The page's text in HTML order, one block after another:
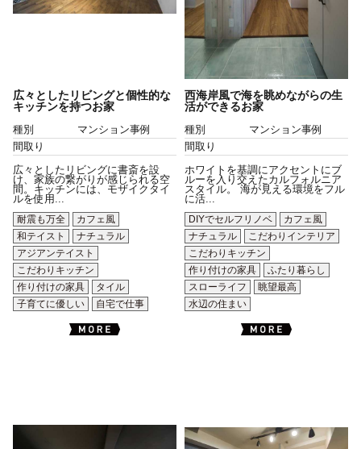
広々としたリビングと個性的な
キッチンを持つお家
種別
マンション事例
間取り
広々としたリビングに書斎を設
け、家族の繋がりが感じられる空
間。キッチンには、モザイクタイ
ルを使用...
耐震も万全
カフェ風
和テイスト
ナチュラル
アジアンテイスト
こだわりキッチン
作り付けの家具
タイル
子育てに優しい
自宅で仕事
西海岸風で海を眺めながらの生
活ができるお家
種別
マンション事例
間取り
ホワイトを基調にアクセントにブ
ルーを入り交えたカルフォルニア
スタイル。 海が見える環境をフル
に活...
DIYでセルフリノベ
カフェ風
ナチュラル
こだわりインテリア
こだわりキッチン
作り付けの家具
ふたり暮らし
スローライフ
眺望最高
水辺の住まい